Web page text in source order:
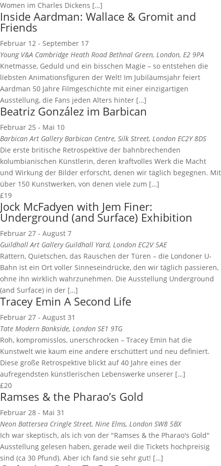
Women im Charles Dickens […]
Inside Aardman: Wallace & Gromit and
Friends
Februar 12 - September 17
Young V&A Cambridge Heath Road Bethnal Green, London, E2 9PA
Knetmasse, Geduld und ein bisschen Magie – so entstehen die
liebsten Animationsfiguren der Welt! Im Jubiläumsjahr feiert
Aardman 50 Jahre Filmgeschichte mit einer einzigartigen
Ausstellung, die Fans jeden Alters hinter […]
Beatriz González im Barbican
Februar 25 - Mai 10
Barbican Art GalleryBarbican Centre, Silk Street, London EC2Y 8DS
Die erste britische Retrospektive der bahnbrechenden
kolumbianischen Künstlerin, deren kraftvolles Werk die Macht
und Wirkung der Bilder erforscht, denen wir täglich begegnen. Mit
über 150 Kunstwerken, von denen viele zum […]
£19
Jock McFadyen with Jem Finer:
Underground (and Surface) Exhibition
Februar 27 - August 7
Guildhall Art Gallery Guildhall Yard, London EC2V 5AE
Rattern, Quietschen, das Rauschen der Türen – die Londoner U-
Bahn ist ein Ort voller Sinneseindrücke, den wir täglich passieren,
ohne ihn wirklich wahrzunehmen. Die Ausstellung Underground
(and Surface) in der […]
Tracey Emin A Second Life
Februar 27 - August 31
Tate Modern Bankside, London SE1 9TG
Roh, kompromisslos, unerschrocken – Tracey Emin hat die
Kunstwelt wie kaum eine andere erschüttert und neu definiert.
Diese große Retrospektive blickt auf 40 Jahre eines der
aufregendsten künstlerischen Lebenswerke unserer […]
£20
Ramses & the Pharao’s Gold
Februar 28 - Mai 31
Neon Battersea Cringle Street, Nine Elms, London SW8 5BX
Ich war skeptisch, als ich von der "Ramses & the Pharao's Gold"
Ausstellung gelesen haben, gerade weil die Tickets hochpreisig
sind (ca 30 Pfund). Aber ich fand sie sehr gut! […]